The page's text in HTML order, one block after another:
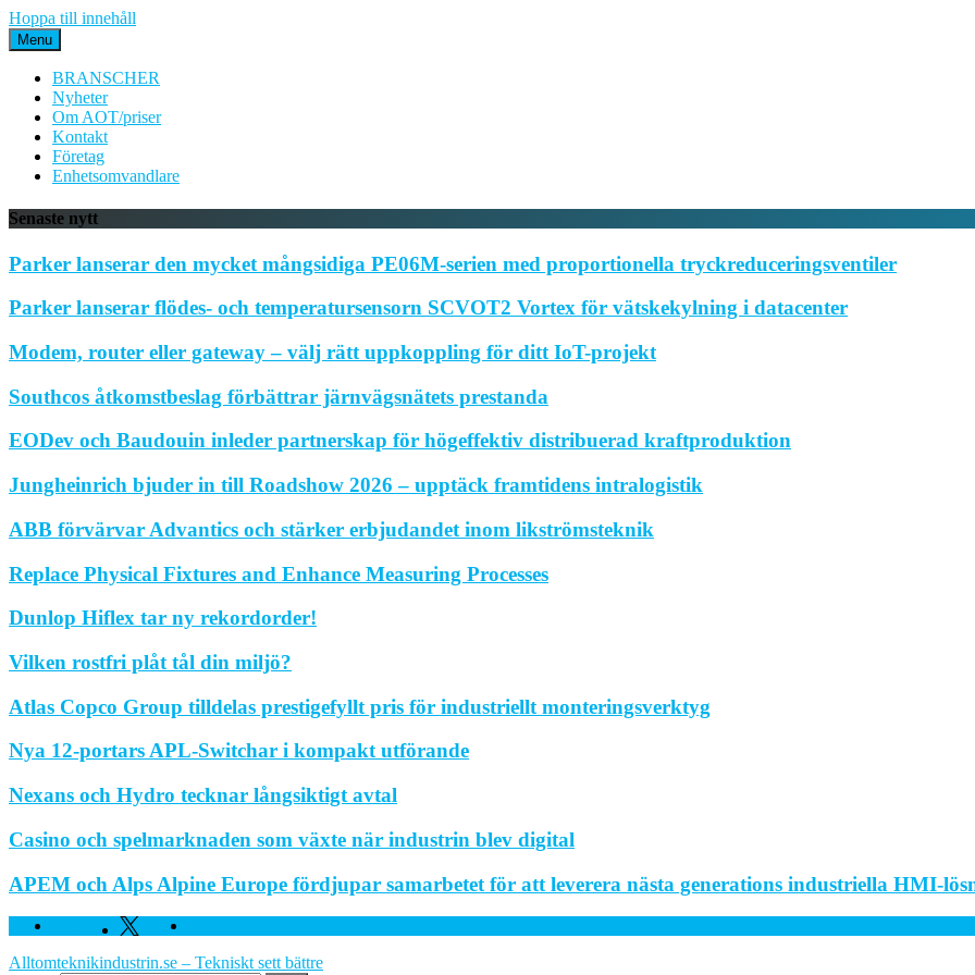
Hoppa till innehåll
Menu
BRANSCHER
Nyheter
Om AOT/priser
Kontakt
Företag
Enhetsomvandlare
Senaste nytt
Parker lanserar den mycket mångsidiga PE06M-serien med proportionella tryckreduceringsventiler
Parker lanserar flödes- och temperatursensorn SCVOT2 Vortex för vätskekylning i datacenter
Modem, router eller gateway – välj rätt uppkoppling för ditt IoT-projekt
Southcos åtkomstbeslag förbättrar järnvägsnätets prestanda
EODev och Baudouin inleder partnerskap för högeffektiv distribuerad kraftproduktion
Jungheinrich bjuder in till Roadshow 2026 – upptäck framtidens intralogistik
ABB förvärvar Advantics och stärker erbjudandet inom likströmsteknik
Replace Physical Fixtures and Enhance Measuring Processes
Dunlop Hiflex tar ny rekordorder!
Vilken rostfri plåt tål din miljö?
Atlas Copco Group tilldelas prestigefyllt pris för industriellt monteringsverktyg
Nya 12-portars APL-Switchar i kompakt utförande
Nexans och Hydro tecknar långsiktigt avtal
Casino och spelmarknaden som växte när industrin blev digital
APEM och Alps Alpine Europe fördjupar samarbetet för att leverera nästa generations industriella HMI-
Facebook Twitter
Alltomteknikindustrin.se – Tekniskt sett bättre